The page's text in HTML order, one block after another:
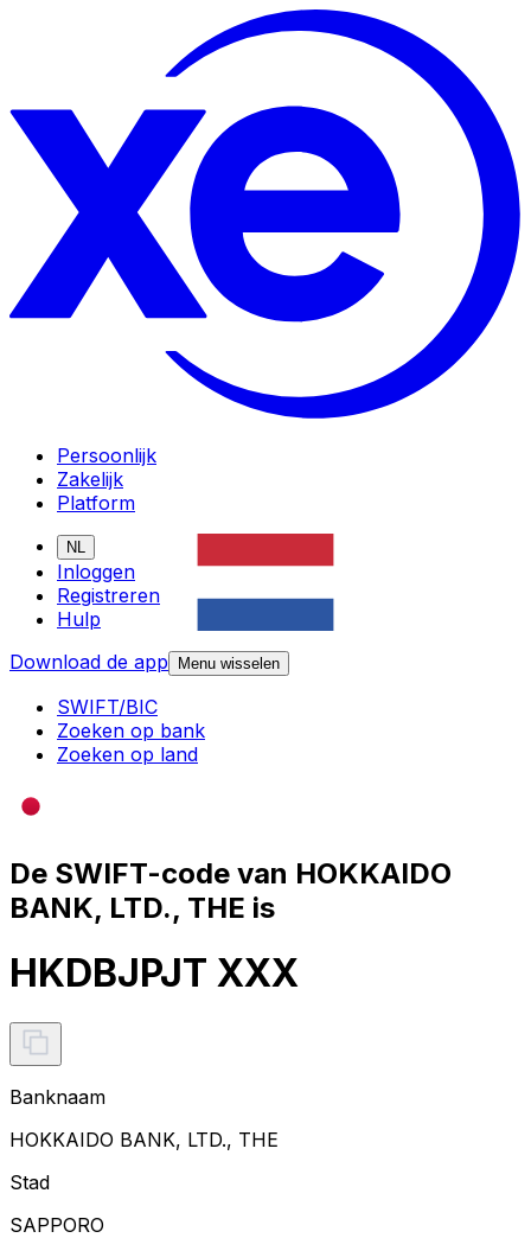
Persoonlijk
Zakelijk
Platform
NL
Inloggen
Registreren
Hulp
Download de app
Menu wisselen
SWIFT/BIC
Zoeken op bank
Zoeken op land
De SWIFT-code van HOKKAIDO
BANK, LTD., THE is
HKDBJPJT XXX
Banknaam
HOKKAIDO BANK, LTD., THE
Stad
SAPPORO